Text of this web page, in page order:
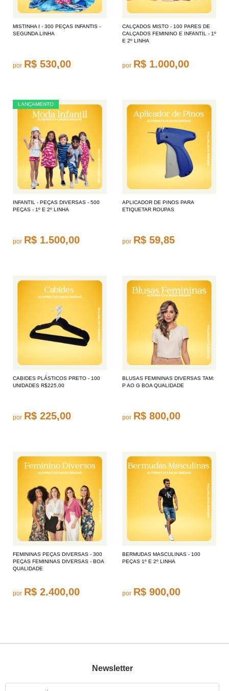
MISTINHA I - 300 PEÇAS INFANTIS -
SEGUNDA LINHA
por R$ 530,00
CALÇADOS MISTO - 100 PARES DE
CALÇADOS FEMININO E INFANTIL - 1º
E 2º LINHA
por R$ 1.000,00
LANÇAMENTO
INFANTIL - PEÇAS DIVERSAS - 500
PEÇAS - 1º E 2º LINHA
por R$ 1.500,00
APLICADOR DE PINOS PARA
ETIQUETAR ROUPAS
por R$ 59,85
CABIDES PLÁSTICOS PRETO - 100
UNIDADES R$225,00
por R$ 225,00
BLUSAS FEMININAS DIVERSAS TAM:
P AO G BOA QUALIDADE
por R$ 800,00
FEMININAS PEÇAS DIVERSAS - 300
PEÇAS FEMININAS DIVERSAS - BOA
QUALIDADE
por R$ 2.400,00
BERMUDAS MASCULINAS - 100
PEÇAS 1º E 2º LINHA
por R$ 900,00
Newsletter